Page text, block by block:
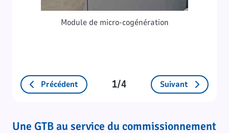
Module de micro-cogénération
Précédent 1/4 Suivant
Une GTB au service du commissionnement